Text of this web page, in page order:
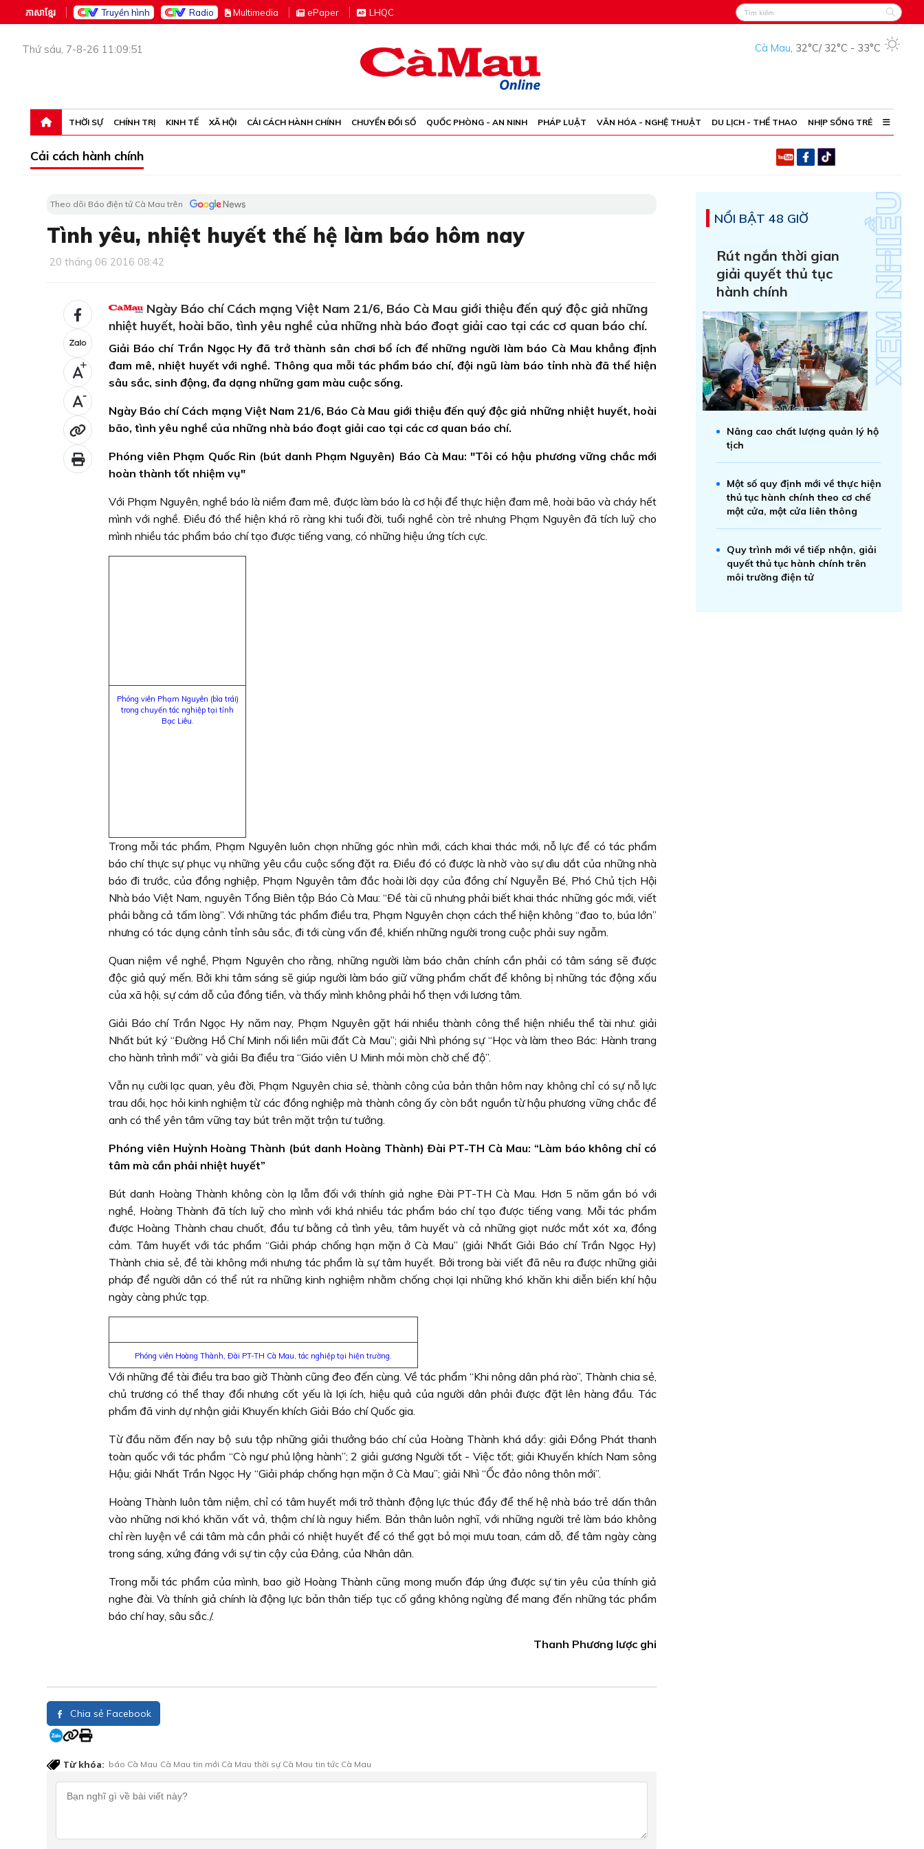
ភាសាខ្មែរ Truyền hình Radio Multimedia ePaper LHQC
Thứ sáu, 7-8-26 11:09:51 Cà Mau, 32°C/ 32°C - 33°C
THỜI SỰ CHÍNH TRỊ KINH TẾ XÃ HỘI CẢI CÁCH HÀNH CHÍNH CHUYỂN ĐỔI SỐ QUỐC PHÒNG - AN NINH PHÁP LUẬT VĂN HÓA - NGHỆ THUẬT DU LỊCH - THỂ THAO NHỊP SỐNG TRẺ
Cải cách hành chính
Theo dõi Báo điện tử Cà Mau trên
Tình yêu, nhiệt huyết thế hệ làm báo hôm nay
20 tháng 06 2016 08:42
+
-
Ngày Báo chí Cách mạng Việt Nam 21/6, Báo Cà Mau giới thiệu đến quý độc giả những
nhiệt huyết, hoài bão, tình yêu nghề của những nhà báo đoạt giải cao tại các cơ quan báo chí.
Giải Báo chí Trần Ngọc Hy đã trở thành sân chơi bổ ích để những người làm báo Cà Mau khẳng định
đam mê, nhiệt huyết với nghề. Thông qua mỗi tác phẩm báo chí, đội ngũ làm báo tỉnh nhà đã thể hiện
sâu sắc, sinh động, đa dạng những gam màu cuộc sống.
Ngày Báo chí Cách mạng Việt Nam 21/6, Báo Cà Mau giới thiệu đến quý độc giả những nhiệt huyết, hoài
bão, tình yêu nghề của những nhà báo đoạt giải cao tại các cơ quan báo chí.
Phóng viên Phạm Quốc Rin (bút danh Phạm Nguyên) Báo Cà Mau: "Tôi có hậu phương vững chắc mới
hoàn thành tốt nhiệm vụ"
Với Phạm Nguyên, nghề báo là niềm đam mê, được làm báo là cơ hội để thực hiện đam mê, hoài bão và cháy hết
mình với nghề. Ðiều đó thể hiện khá rõ ràng khi tuổi đời, tuổi nghề còn trẻ nhưng Phạm Nguyên đã tích luỹ cho
mình nhiều tác phẩm báo chí tạo được tiếng vang, có những hiệu ứng tích cực.
Phóng viên Phạm Nguyên (bìa trái)
trong chuyến tác nghiệp tại tỉnh
Bạc Liêu.
Trong mỗi tác phẩm, Phạm Nguyên luôn chọn những góc nhìn mới, cách khai thác mới, nỗ lực để có tác phẩm
báo chí thực sự phục vụ những yêu cầu cuộc sống đặt ra. Ðiều đó có được là nhờ vào sự dìu dắt của những nhà
báo đi trước, của đồng nghiệp, Phạm Nguyên tâm đắc hoài lời dạy của đồng chí Nguyễn Bé, Phó Chủ tịch Hội
Nhà báo Việt Nam, nguyên Tổng Biên tập Báo Cà Mau: “Ðề tài cũ nhưng phải biết khai thác những góc mới, viết
phải bằng cả tấm lòng”. Với những tác phẩm điều tra, Phạm Nguyên chọn cách thể hiện không “đao to, búa lớn”
nhưng có tác dụng cảnh tỉnh sâu sắc, đi tới cùng vấn đề, khiến những người trong cuộc phải suy ngẫm.
Quan niệm về nghề, Phạm Nguyên cho rằng, những người làm báo chân chính cần phải có tâm sáng sẽ được
độc giả quý mến. Bởi khi tâm sáng sẽ giúp người làm báo giữ vững phẩm chất để không bị những tác động xấu
của xã hội, sự cám dỗ của đồng tiền, và thấy mình không phải hổ thẹn với lương tâm.
Giải Báo chí Trần Ngọc Hy năm nay, Phạm Nguyên gặt hái nhiều thành công thể hiện nhiều thể tài như: giải
Nhất bút ký “Ðường Hồ Chí Minh nối liền mũi đất Cà Mau”; giải Nhì phóng sự “Học và làm theo Bác: Hành trang
cho hành trình mới” và giải Ba điều tra “Giáo viên U Minh mỏi mòn chờ chế độ”.
Vẫn nụ cười lạc quan, yêu đời, Phạm Nguyên chia sẻ, thành công của bản thân hôm nay không chỉ có sự nỗ lực
trau dồi, học hỏi kinh nghiệm từ các đồng nghiệp mà thành công ấy còn bắt nguồn từ hậu phương vững chắc để
anh có thể yên tâm vững tay bút trên mặt trận tư tưởng.
Phóng viên Huỳnh Hoàng Thành (bút danh Hoàng Thành) Ðài PT-TH Cà Mau: “Làm báo không chỉ có
tâm mà cần phải nhiệt huyết”
Bút danh Hoàng Thành không còn lạ lẫm đối với thính giả nghe Ðài PT-TH Cà Mau. Hơn 5 năm gắn bó với
nghề, Hoàng Thành đã tích luỹ cho mình với khá nhiều tác phẩm báo chí tạo được tiếng vang. Mỗi tác phẩm
được Hoàng Thành chau chuốt, đầu tư bằng cả tình yêu, tâm huyết và cả những giọt nước mắt xót xa, đồng
cảm. Tâm huyết với tác phẩm “Giải pháp chống hạn mặn ở Cà Mau” (giải Nhất Giải Báo chí Trần Ngọc Hy)
Thành chia sẻ, đề tài không mới nhưng tác phẩm là sự tâm huyết. Bởi trong bài viết đã nêu ra được những giải
pháp để người dân có thể rút ra những kinh nghiệm nhằm chống chọi lại những khó khăn khi diễn biến khí hậu
ngày càng phức tạp.
Phóng viên Hoàng Thành, Ðài PT-TH Cà Mau, tác nghiệp tại hiện trường.
Với những đề tài điều tra bao giờ Thành cũng đeo đến cùng. Về tác phẩm “Khi nông dân phá rào”, Thành chia sẻ,
chủ trương có thể thay đổi nhưng cốt yếu là lợi ích, hiệu quả của người dân phải được đặt lên hàng đầu. Tác
phẩm đã vinh dự nhận giải Khuyến khích Giải Báo chí Quốc gia.
Từ đầu năm đến nay bộ sưu tập những giải thưởng báo chí của Hoàng Thành khá dầy: giải Ðồng Phát thanh
toàn quốc với tác phẩm “Cò ngư phủ lộng hành”; 2 giải gương Người tốt - Việc tốt; giải Khuyến khích Nam sông
Hậu; giải Nhất Trần Ngọc Hy “Giải pháp chống hạn mặn ở Cà Mau”; giải Nhì “Ốc đảo nông thôn mới”.
Hoàng Thành luôn tâm niệm, chỉ có tâm huyết mới trở thành động lực thúc đẩy để thế hệ nhà báo trẻ dấn thân
vào những nơi khó khăn vất vả, thậm chí là nguy hiểm. Bản thân luôn nghĩ, với những người trẻ làm báo không
chỉ rèn luyện về cái tâm mà cần phải có nhiệt huyết để có thể gạt bỏ mọi mưu toan, cám dỗ, để tâm ngày càng
trong sáng, xứng đáng với sự tin cậy của Ðảng, của Nhân dân.
Trong mỗi tác phẩm của mình, bao giờ Hoàng Thành cũng mong muốn đáp ứng được sự tin yêu của thính giả
nghe đài. Và thính giả chính là động lực bản thân tiếp tục cố gắng không ngừng để mang đến những tác phẩm
báo chí hay, sâu sắc./.
Thanh Phương lược ghi
Chia sẻ Facebook
Từ khóa: báo Cà Mau Cà Mau tin mới Cà Mau thời sự Cà Mau tin tức Cà Mau
NỔI BẬT 48 GIỜ
Rút ngắn thời gian
giải quyết thủ tục
hành chính
Nâng cao chất lượng quản lý hộ
tịch
Một số quy định mới về thực hiện
thủ tục hành chính theo cơ chế
một cửa, một cửa liên thông
Quy trình mới về tiếp nhận, giải
quyết thủ tục hành chính trên
môi trường điện tử